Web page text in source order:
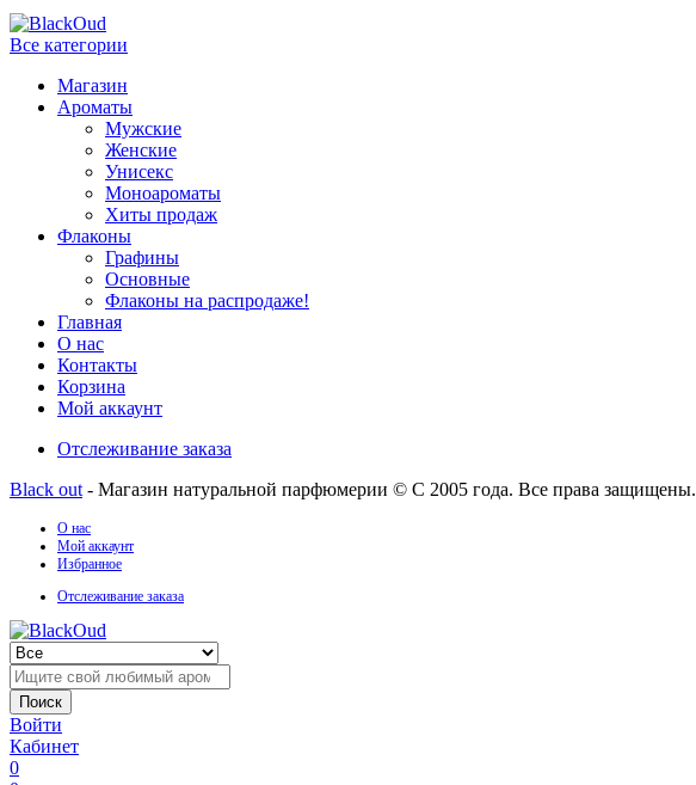
Все категории
Магазин
Ароматы
Мужские
Женские
Унисекс
Моноароматы
Хиты продаж
Флаконы
Графины
Основные
Флаконы на распродаже!
Главная
О нас
Контакты
Корзина
Мой аккаунт
Отслеживание заказа
Black out - Магазин натуральной парфюмерии © С 2005 года. Все права защищены.
О нас
Мой аккаунт
Избранное
Отслеживание заказа
Поиск
Войти
Кабинет
0